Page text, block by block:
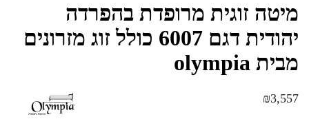
מיטה זוגית מרופדת בהפרדה
יהודית דגם 6007 כולל זוג מזרונים
מבית olympia
₪3,557